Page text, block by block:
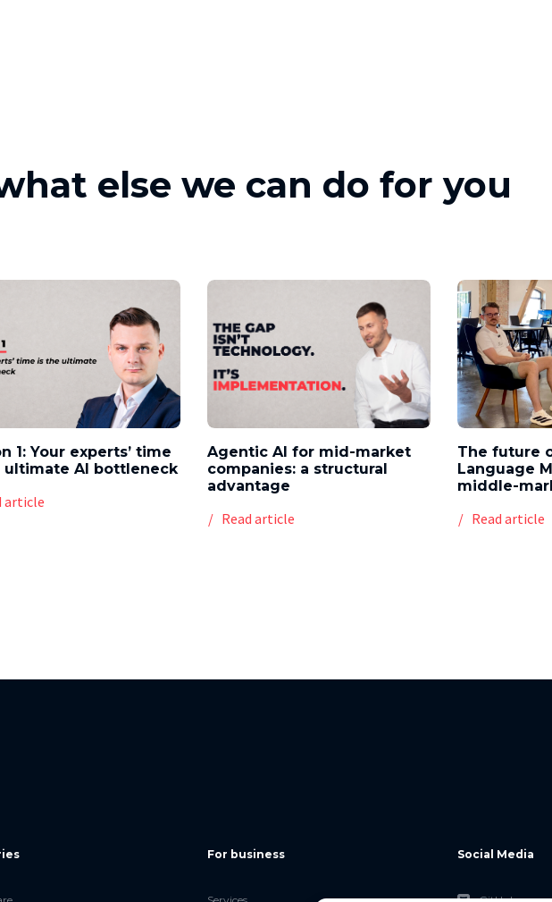
else we can do for you
1: Your experts’ time
ultimate AI bottleneck
article
Agentic AI for mid-market
companies: a structural
advantage
Read article
The future
Language
middle-
Read article
For business Social Media